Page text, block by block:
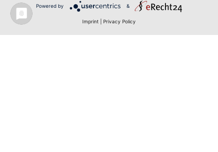
Powered by &
Imprint Privacy Policy